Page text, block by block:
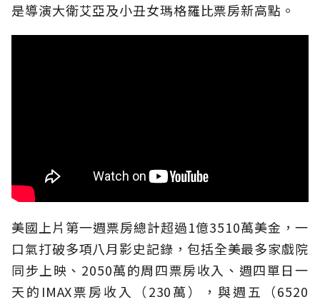
是導演大衛艾亞及小丑女瑪格羅比票房新高點。
美國上片第一週票房總計超過1億3510萬美金，一
口氣打破多項八月影史記錄，包括全美最多家戲院
同步上映、2050萬的周四票房收入、週四單日一
天的IMAX票房收入（230萬），與週五（6520